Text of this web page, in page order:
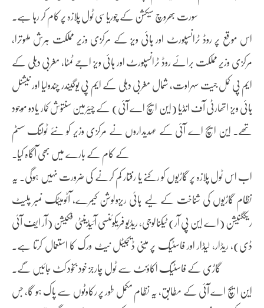
سورت بھروچ سیکشن کے چوریاسی ٹول پلازہ پر کام کر رہا ہے۔
اس موقع پر روڈ ٹرانسپورٹ اور ہائی ویز کے مرکزی وزیر مملکت ہرش ملہوترا،
مرکزی وزیر مملکت برائے روڈ ٹرانسپورٹ اور ہائی ویز اجے ٹمٹا، مغربی دہلی کے
ایم پی کمل جیت سہراوت، شمال مغربی دہلی کے ایم پی یوگیندر چندولیا اور نیشنل
ہائی ویز اتھارٹی آف انڈیا (این ایچ اے آئی) کے چیئرمین سنتوش کمار یادو موجود
تھے۔ این ایچ اے آئی کے عہدیداروں نے مرکزی وزیر کو نئے ٹولنگ سسٹم
کے کام کے بارے میں بھی آگاہ کیا۔
اب اس ٹول پلازہ پر گاڑیوں کو رکنے یا رفتار کم کرنے کی ضرورت نہیں ہوگی۔ یہ
نظام گاڑیوں کی شناخت کے لیے ہائی ریزولوشن کیمرے، آٹومیٹک نمبر پلیٹ
ریکگنیشن (اے این پی آر) ٹیکنالوجی، ریڈیو فریکوئنسی آئیڈینٹی فکیشن (آر ایف آئی
ڈی)، ریڈار، لیڈار اور فاسٹیگ پر مبنی ڈیجیٹل نیٹ ورک کا استعمال کرتا ہے۔
گاڑی کے فاسٹیگ اکاؤنٹ سے ٹول چارجز خود بخود کٹ جائیں گے۔
این ایچ اے آئی کے مطابق، یہ نظام مکمل طور پر رکاوٹوں سے پاک ہو گا، جس